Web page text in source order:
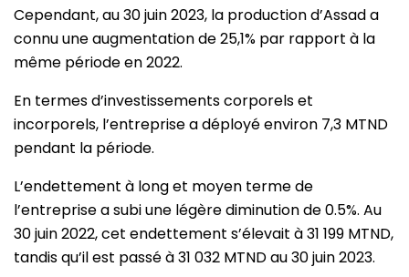
Cependant, au 30 juin 2023, la production d’Assad a
connu une augmentation de 25,1% par rapport à la
même période en 2022.
En termes d’investissements corporels et
incorporels, l’entreprise a déployé environ 7,3 MTND
pendant la période.
L’endettement à long et moyen terme de
l’entreprise a subi une légère diminution de 0.5%. Au
30 juin 2022, cet endettement s’élevait à 31 199 MTND,
tandis qu’il est passé à 31 032 MTND au 30 juin 2023.